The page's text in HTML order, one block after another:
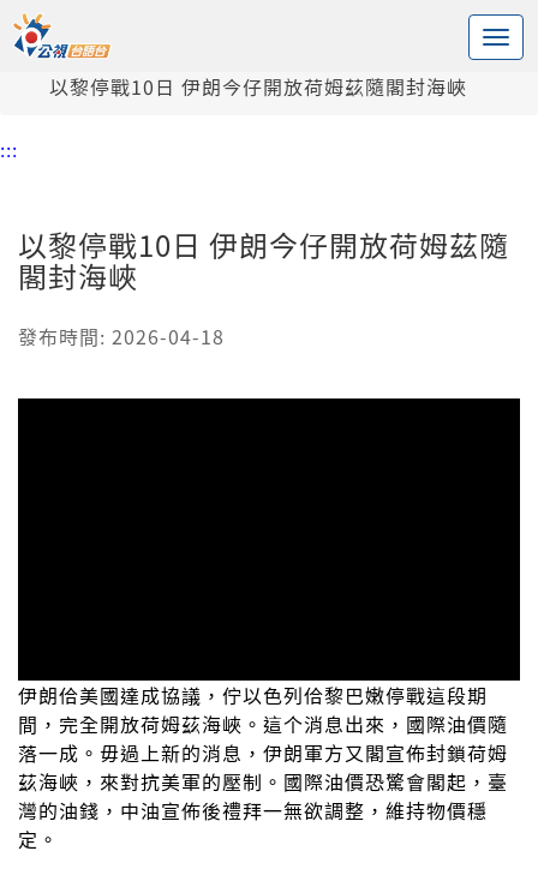
中央內容區塊
頭頁
以黎停戰10日 伊朗今仔開放荷姆茲隨閣封海峽
:::
以黎停戰10日 伊朗今仔開放荷姆茲隨
閣封海峽
發布時間: 2026-04-18
伊朗佮美國達成協議，佇以色列佮黎巴嫩停戰這段期
間，完全開放荷姆茲海峽。這个消息出來，國際油價隨
落一成。毋過上新的消息，伊朗軍方又閣宣佈封鎖荷姆
茲海峽，來對抗美軍的壓制。國際油價恐驚會閣起，臺
灣的油錢，中油宣佈後禮拜一無欲調整，維持物價穩
定。